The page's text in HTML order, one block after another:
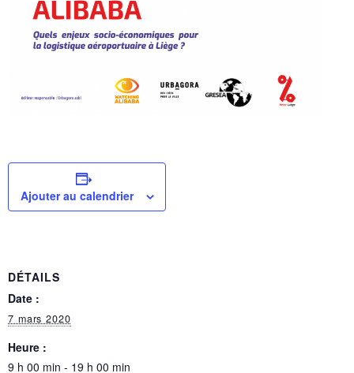
Ajouter au calendrier
DÉTAILS
Date :
7 mars 2020
Heure :
9 h 00 min - 19 h 00 min